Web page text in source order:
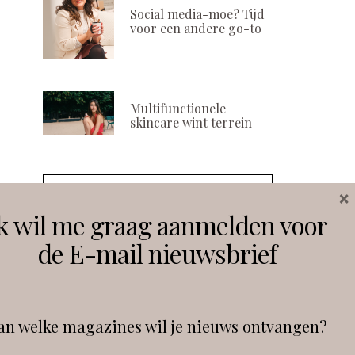
merkbeleving in Hotel
Okura
POSTED
ON
13 MEI, 2026
Step-by-step:
POSTED
1 MEI, 2025
Social media-moe? Tijd
voor een andere go-to
Multifunctionele
skincare wint terrein
Instagram Facebook
Follow on Instagram
wil me graag aanmelden voor
de E-mail nieuwsbrief
welke magazines wil je nieuws ontvangen?
×